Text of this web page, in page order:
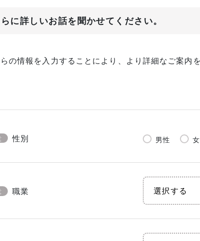
に詳しいお話を聞かせてください。
の情報を入力することにより、より詳細なご案内
性別 男性
職業